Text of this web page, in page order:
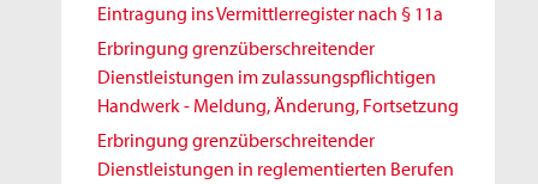
Eintragung ins Vermittlerregister nach § 11a
Erbringung grenzüberschreitender
Dienstleistungen im zulassungspflichtigen
Handwerk - Meldung, Änderung, Fortsetzung
Erbringung grenzüberschreitender
Dienstleistungen in reglementierten Berufen